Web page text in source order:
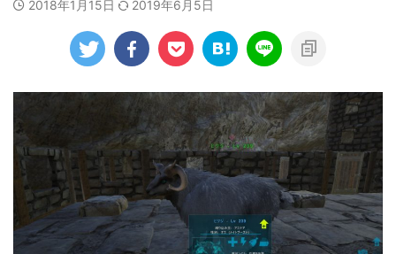
2018年1月15日 2019年6月5日